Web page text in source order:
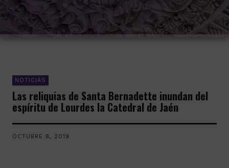
NOTICIAS
Las reliquias de Santa Bernadette inundan del
espíritu de Lourdes la Catedral de Jaén
OCTUBRE 8, 2019